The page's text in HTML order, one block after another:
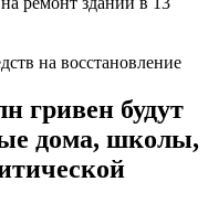
на восстановление
гривен будут
дома, школы,